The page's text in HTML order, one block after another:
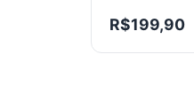
R$199,90